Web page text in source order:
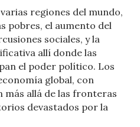
regiones del mundo,
pobres, el aumento del
sociales, y la
allí donde las
el poder político. Los
global, con
más allá de las fronteras
devastados por la